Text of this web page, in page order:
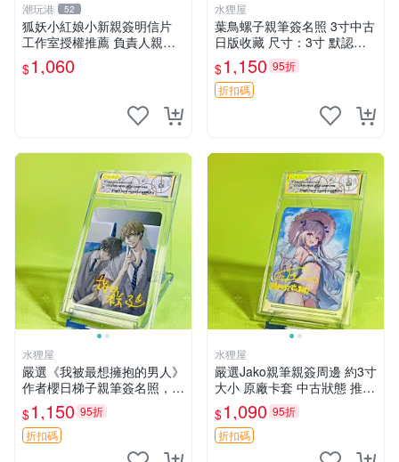
潮玩港 52
狐妖小紅娘小新親簽明信片
工作室授權推薦 負責人親手
送上 真實親簽確認 明信片嚴
選收藏 限量版狐妖小紅娘 小
$1,060
水狸屋
葉鳥螺子親筆簽名照 3寸中古
日版收藏 尺寸：3寸 默認初
瑕 樫蘭高校周邊 簽名周邊
$1,150 95折
折扣碼
水狸屋
嚴選《我被最想擁抱的男人》
作者櫻日梯子親筆簽名照，3
寸尺寸日版中古 默認初瑕配
套原裝卡磚。櫻花限定 簽名
周邊 限量收藏 我被最想擁抱
的男人 櫻日梯子 原
$1,150 95折
折扣碼
水狸屋
嚴選Jako親筆親簽周邊 約3寸
大小 原廠卡套 中古狀態 推薦
收藏 時光回憶 Jako周邊 貼膜
版照
$1,090 95折
折扣碼